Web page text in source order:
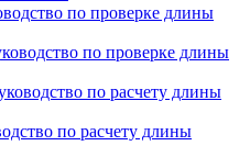
по проверке длины
по проверке длины
по расчету длины
по расчету длины